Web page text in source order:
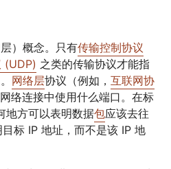
）概念。只有传输控制协议
(UDP) 之类的传输协议才能指
网络层协议（例如， 互联网协
络连接中使用什么端口。在标
地方可以表明数据包应该去往
标 IP 地址，而不是该 IP 地